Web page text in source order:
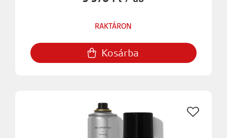
RAKTÁRON
Kosárba